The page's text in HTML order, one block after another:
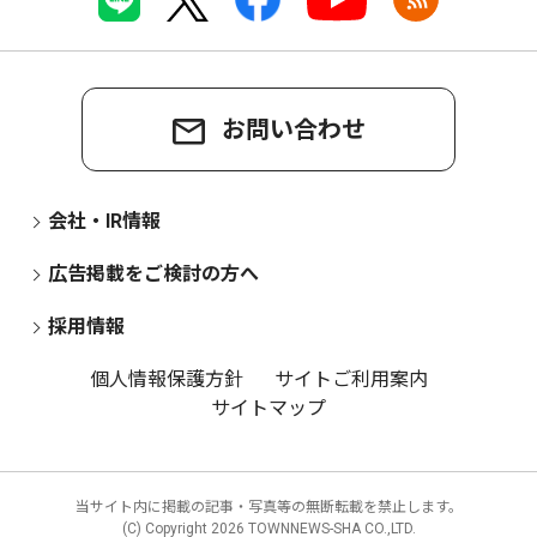
お問い合わせ
会社・IR情報
広告掲載をご検討の方へ
採用情報
個人情報保護方針
サイトご利用案内
サイトマップ
当サイト内に掲載の記事・写真等の無断転載を禁止します。
(C) Copyright 2026 TOWNNEWS-SHA CO.,LTD.